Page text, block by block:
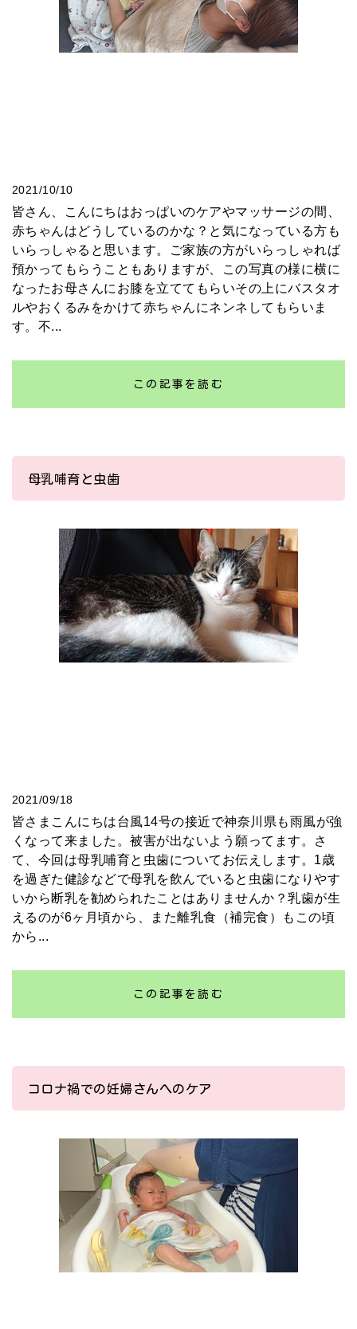
2021/10/10
皆さん、こんにちはおっぱいのケアやマッサージの間、
赤ちゃんはどうしているのかな？と気になっている方も
いらっしゃると思います。ご家族の方がいらっしゃれば
預かってもらうこともありますが、この写真の様に横に
なったお母さんにお膝を立ててもらいその上にバスタオ
ルやおくるみをかけて赤ちゃんにネンネしてもらいま
す。不...
この記事を読む
母乳哺育と虫歯
2021/09/18
皆さまこんにちは台風14号の接近で神奈川県も雨風が強
くなって来ました。被害が出ないよう願ってます。さ
て、今回は母乳哺育と虫歯についてお伝えします。1歳
を過ぎた健診などで母乳を飲んでいると虫歯になりやす
いから断乳を勧められたことはありませんか？乳歯が生
えるのが6ヶ月頃から、また離乳食（補完食）もこの頃
から...
この記事を読む
コロナ禍での妊婦さんへのケア